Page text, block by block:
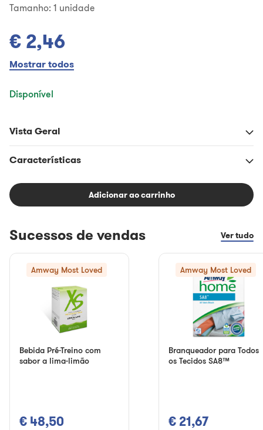
Tamanho: 1 unidade
€ 2,46
Mostrar todos
Disponível
Vista Geral
Características
Adicionar ao carrinho
Sucessos de vendas Ver tudo
Amway Most Loved
Bebida Pré-Treino com
sabor a lima-limão
€ 48,50
Amway Most Loved
Branqueador para Todos
os Tecidos SA8™
€ 21,67